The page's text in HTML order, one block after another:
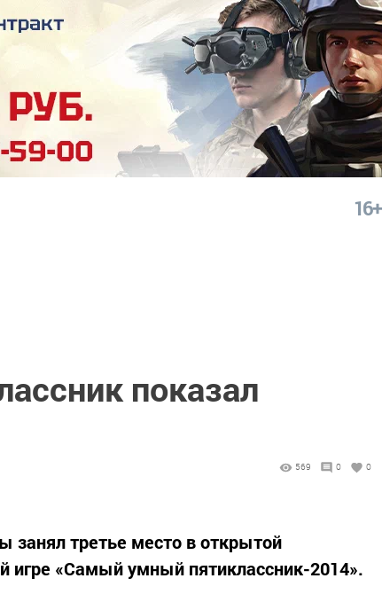
16+
показал
569 0 0
третье место в открытой
игре «Самый умный пятиклассник-2014».